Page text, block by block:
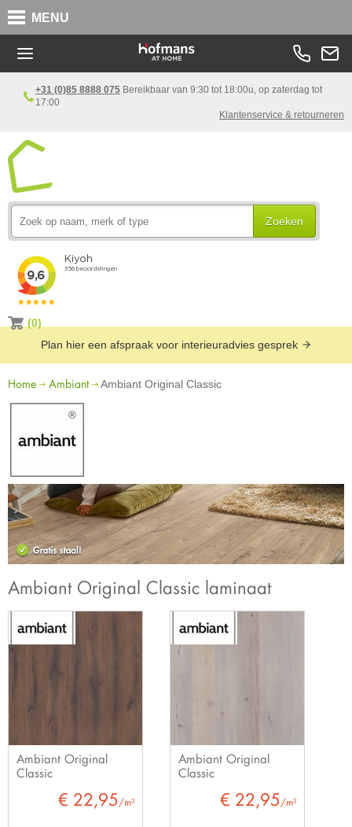
MENU
+31 (0)85 8888 075 Bereikbaar van 9:30 tot 18:00u, op zaterdag tot
17:00
Klantenservice & retourneren
Zoeken
(0)
Plan hier een afspraak voor interieuradvies gesprek
Home Ambiant Ambiant Original Classic
Ambiant Original Classic laminaat
Ambiant Original
Classic
€ 22,95 /m²
Ambiant Original
Classic
€ 22,95 /m²